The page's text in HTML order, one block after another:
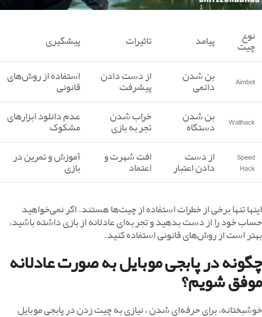
نوع
چیت پیامد تاثیرات پیشگیری
Aimbot بن شدن
دائمی
از دست دادن
پیشرفت
استفاده از روش‌های
قانونی
Wallhack بن شدن
دستگاه
خراب شدن
تجربه بازی
عدم دانلود ابزارهای
مشکوک
Speed
Hack
از دست
دادن اعتبار
افت شهرت و
اعتماد
آموزش و تمرین در
بازی
اینها تنها برخی از خطرات استفاده از چیت‌ها هستند. اگر نمی‌خواهید
حساب خود را از دست بدهید و تجربه‌ای عادلانه از بازی داشته باشید،
بهتر است از روش‌های قانونی استفاده کنید.
چگونه در پابجی موبایل به صورت عادلانه
موفق شویم؟
خوشبختانه، برای حرفه‌ای شدن ، نیازی به چیت زدن در پابجی موبایل